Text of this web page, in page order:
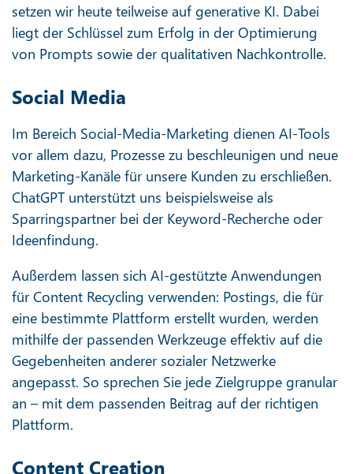
setzen wir heute teilweise auf generative KI. Dabei
liegt der Schlüssel zum Erfolg in der Optimierung
von Prompts sowie der qualitativen Nachkontrolle.
Social Media
Im Bereich Social-Media-Marketing dienen AI-Tools
vor allem dazu, Prozesse zu beschleunigen und neue
Marketing-Kanäle für unsere Kunden zu erschließen.
ChatGPT unterstützt uns beispielsweise als
Sparringspartner bei der Keyword-Recherche oder
Ideenfindung.
Außerdem lassen sich AI-gestützte Anwendungen
für Content Recycling verwenden: Postings, die für
eine bestimmte Plattform erstellt wurden, werden
mithilfe der passenden Werkzeuge effektiv auf die
Gegebenheiten anderer sozialer Netzwerke
angepasst. So sprechen Sie jede Zielgruppe granular
an – mit dem passenden Beitrag auf der richtigen
Plattform.
Content Creation